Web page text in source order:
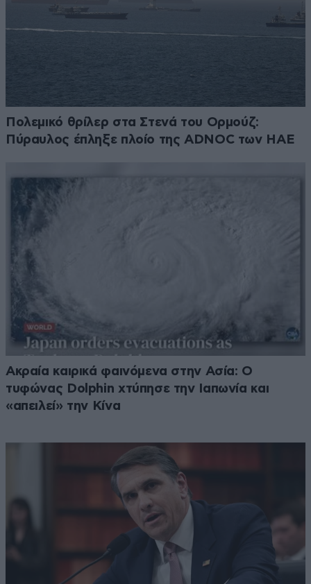
Πολεμικό θρίλερ στα Στενά του Ορμούζ:
Πύραυλος έπληξε πλοίο της ADNOC των ΗΑΕ
Ακραία καιρικά φαινόμενα στην Ασία: Ο
τυφώνας Dolphin χτύπησε την Ιαπωνία και
«απειλεί» την Κίνα